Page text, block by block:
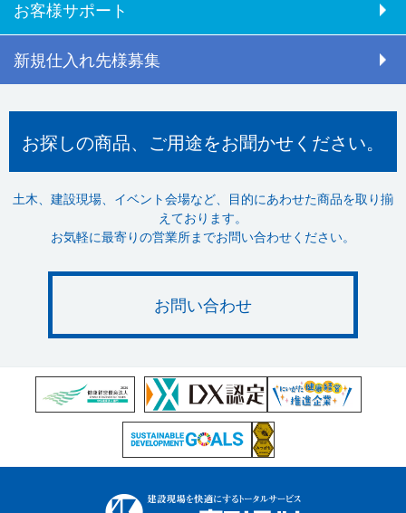
お客様サポート
新規仕入れ先様募集
お探しの商品、ご用途をお聞かせください。
土木、建設現場、イベント会場など、目的にあわせた商品を取り揃
えております。
お気軽に最寄りの営業所までお問い合わせください。
お問い合わせ